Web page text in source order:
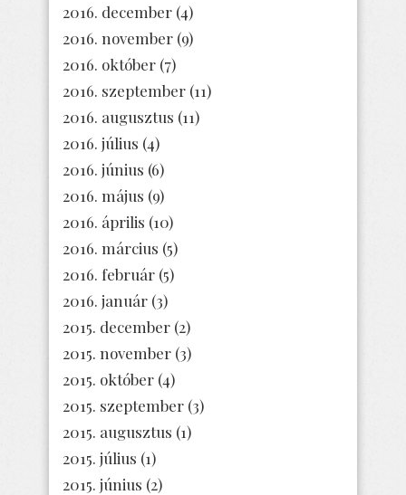
2016. december (4)
2016. november (9)
2016. október (7)
2016. szeptember (11)
2016. augusztus (11)
2016. július (4)
2016. június (6)
2016. május (9)
2016. április (10)
2016. március (5)
2016. február (5)
2016. január (3)
2015. december (2)
2015. november (3)
2015. október (4)
2015. szeptember (3)
2015. augusztus (1)
2015. július (1)
2015. június (2)